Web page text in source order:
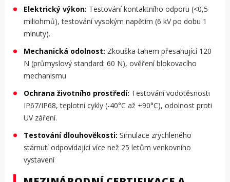
Elektrický výkon: Testování kontaktního odporu (<0,5
miliohmů), testování vysokým napětím (6 kV po dobu 1
minuty).
Mechanická odolnost: Zkouška tahem přesahující 120
N (průmyslový standard: 60 N), ověření blokovacího
mechanismu
Ochrana životního prostředí: Testování vodotěsnosti
IP67/IP68, teplotní cykly (-40°C až +90°C), odolnost proti
UV záření.
Testování dlouhověkosti: Simulace zrychleného
stárnutí odpovídající více než 25 letům venkovního
vystavení